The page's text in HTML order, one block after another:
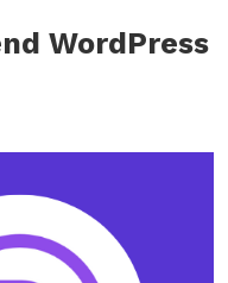
WordPress